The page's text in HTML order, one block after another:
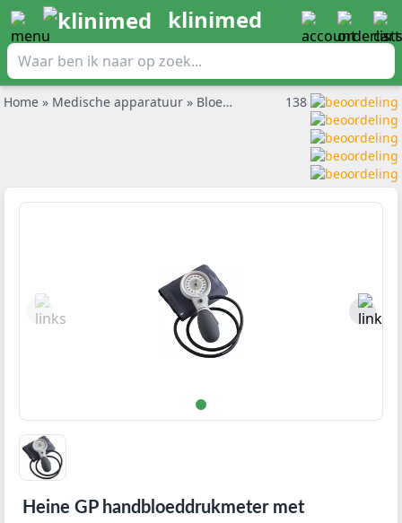
klinimed
Home » Medische apparatuur » Bloeddrukmeters »Heine GP
138
Heine GP handbloeddrukmeter met